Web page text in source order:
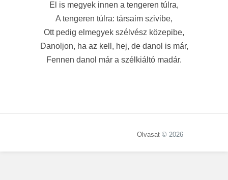
El is megyek innen a tengeren túlra,
A tengeren túlra: társaim szivibe,
Ott pedig elmegyek szélvész közepibe,
Danoljon, ha az kell, hej, de danol is már,
Fennen danol már a szélkiáltó madár.
Olvasat © 2026